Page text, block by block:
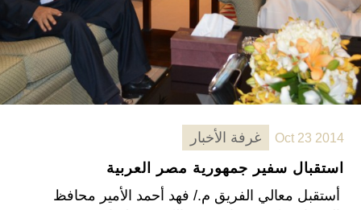
Oct 23 2014
غرفة الأخبار
استقبال سفير جمهورية مصر العربية
أستقبل معالي الفريق م./ فهد أحمد الأمير محافظ